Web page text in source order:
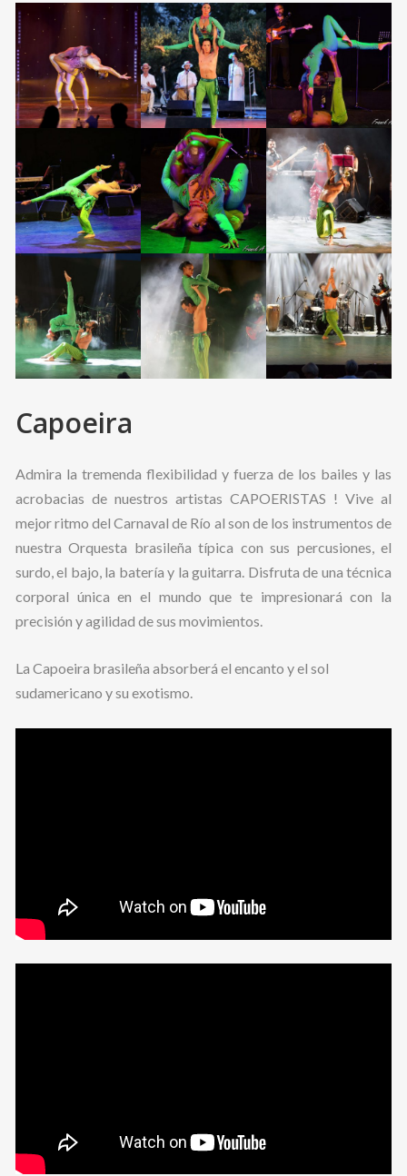
Capoeira
Admira la tremenda flexibilidad y fuerza de los bailes y las
acrobacias de nuestros artistas CAPOERISTAS ! Vive al
mejor ritmo del Carnaval de Río al son de los instrumentos de
nuestra Orquesta brasileña típica con sus percusiones, el
surdo, el bajo, la batería y la guitarra. Disfruta de una técnica
corporal única en el mundo que te impresionará con la
precisión y agilidad de sus movimientos.
La Capoeira brasileña absorberá el encanto y el sol
sudamericano y su exotismo.